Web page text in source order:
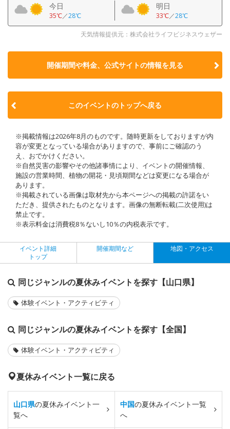
今日
35℃／28℃
明日
33℃／28℃
天気情報提供元：株式会社ライフビジネスウェザー
開催期間や料金、公式サイトの情報を見る
このイベントのトップへ戻る
※掲載情報は2026年8月のものです。随時更新をしておりますが内
容が変更となっている場合がありますので、事前にご確認のう
え、おでかけください。
※自然災害の影響やその他諸事情により、イベントの開催情報、
施設の営業時間、植物の開花・見頃期間などは変更になる場合が
あります。
※掲載されている画像は取材先から本ページへの掲載の許諾をい
ただき、提供されたものとなります。画像の無断転載(二次使用)は
禁止です。
※表示料金は消費税8％ないし10％の内税表示です。
イベント詳細
トップ
開催期間など 地図・アクセス
同じジャンルの夏休みイベントを探す【山口県】
体験イベント・アクティビティ
同じジャンルの夏休みイベントを探す【全国】
体験イベント・アクティビティ
夏休みイベント一覧に戻る
山口県の夏休みイベント一
覧へ
中国の夏休みイベント一覧
へ